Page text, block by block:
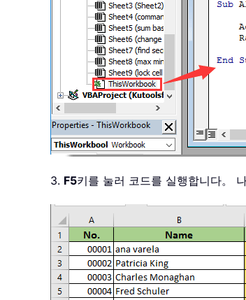
3. F5키를 눌러 코드를 실행합니다。